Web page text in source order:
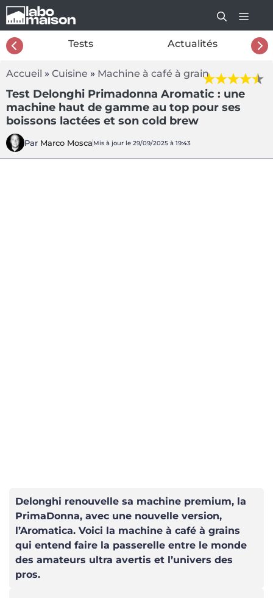
Aller
au
contenu
Tests Actualités
Accueil » Cuisine » Machine à café à grain
Test Delonghi Primadonna Aromatic : une
machine haut de gamme au top pour ses
boissons lactées et son cold brew
Par Marco Mosca Mis à jour le 29/09/2025 à 19:43
Delonghi renouvelle sa machine premium, la
PrimaDonna, avec une nouvelle version,
l’Aromatica. Voici la machine à café à grains
qui entend faire la passerelle entre le monde
des amateurs ultra avertis et l’univers des
pros.